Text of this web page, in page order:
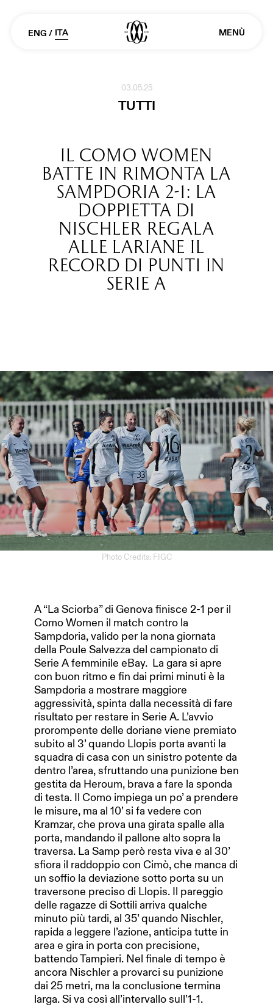
ENG / ITA MENÙ
03.05.25
TUTTI
IL COMO WOMEN
BATTE IN RIMONTA LA
SAMPDORIA 2-1: LA
DOPPIETTA DI
NISCHLER REGALA
ALLE LARIANE IL
RECORD DI PUNTI IN
SERIE A
Photo Credits: FIGC
A “La Sciorba” di Genova finisce 2-1 per il
Como Women il match contro la
Sampdoria, valido per la nona giornata
della Poule Salvezza del campionato di
Serie A femminile eBay. La gara si apre
con buon ritmo e fin dai primi minuti è la
Sampdoria a mostrare maggiore
aggressività, spinta dalla necessità di fare
risultato per restare in Serie A. L’avvio
prorompente delle doriane viene premiato
subito al 3’ quando Llopis porta avanti la
squadra di casa con un sinistro potente da
dentro l’area, sfruttando una punizione ben
gestita da Heroum, brava a fare la sponda
di testa. Il Como impiega un po’ a prendere
le misure, ma al 10’ si fa vedere con
Kramzar, che prova una girata spalle alla
porta, mandando il pallone alto sopra la
traversa. La Samp però resta viva e al 30’
sfiora il raddoppio con Cimò, che manca di
un soffio la deviazione sotto porta su un
traversone preciso di Llopis. Il pareggio
delle ragazze di Sottili arriva qualche
minuto più tardi, al 35’ quando Nischler,
rapida a leggere l’azione, anticipa tutte in
area e gira in porta con precisione,
battendo Tampieri. Nel finale di tempo è
ancora Nischler a provarci su punizione
dai 25 metri, ma la conclusione termina
larga. Si va così all’intervallo sull’1-1.